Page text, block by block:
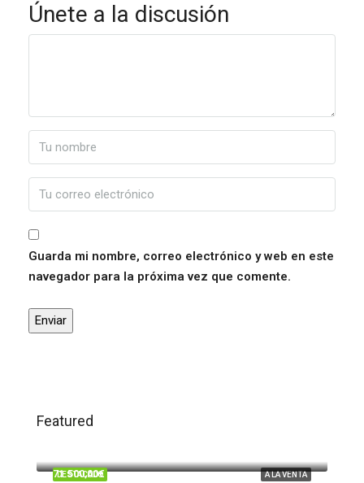
Únete a la discusión
Guarda mi nombre, correo electrónico y web en este
navegador para la próxima vez que comente.
Featured
A LA VENTA
DESTACADO
71.500,00€